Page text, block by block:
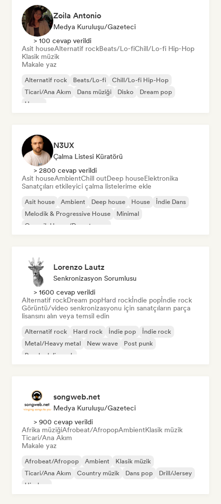
Zoila Antonio
Medya Kuruluşu/Gazeteci
> 100 cevap verildi
Asit houseAlternatif rockBeats/Lo-fiChill/Lo-fi Hip-Hop
Klasik müzik
Makale yaz
Alternatif rock Beats/Lo-fi
Chill/Lo-fi Hip-Hop
Ticari/Ana Akım
Dans müziği Disko
Dream pop
House
N3UX
Çalma Listesi Küratörü
> 2800 cevap verildi
Asit houseAmbientChill outDeep houseElektronika
Sanatçıları etkileyici çalma listelerime ekle
Asit house Ambient Deep house House
İndie Dans
Melodik & Progressive House
Minimal
Organik House/Downtempo
Lorenzo Lautz
Senkronizasyon Sorumlusu
> 1600 cevap verildi
Alternatif rockDream popHard rockİndie popİndie rock
Görüntü/video senkronizasyonu için sanatçıların parça
lisansını alın veya temsil edin
Alternatif rock Hard rock İndie pop
İndie rock
Metal/Heavy metal
New wave
Post punk
Psychedelic rock
songweb.net
Medya Kuruluşu/Gazeteci
> 900 cevap verildi
Afrika müziğiAfrobeat/AfropopAmbientKlasik müzik
Ticari/Ana Akım
Makale yaz
Afrobeat/Afropop Ambient
Klasik müzik
Ticari/Ana Akım
Country müzik Dans pop
Drill/Jersey
Hip-hop